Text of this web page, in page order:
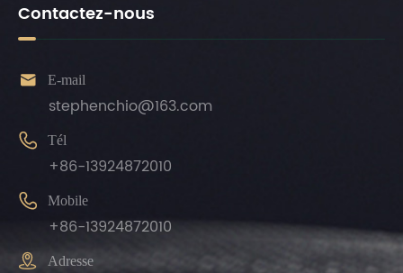
Contactez-nous
 E-mail
stephenchio@163.com
 Tél
+86-13924872010
 Mobile
+86-13924872010
 Adresse